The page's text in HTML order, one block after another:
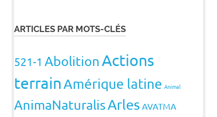
ARTICLES PAR MOTS-CLÉS
521-1 AbolitionActions
terrainAmérique latine Animal
AnimaNaturalisArles AVATMA